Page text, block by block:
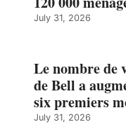
July 31, 2026
Le nombre de
de Bell a
six premiers
July 31, 2026